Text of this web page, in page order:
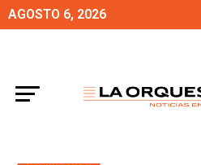
AGOSTO 6, 2026